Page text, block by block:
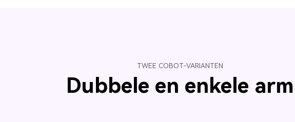
TWEE COBOT-VARIANTEN
Dubbele en enkele arm